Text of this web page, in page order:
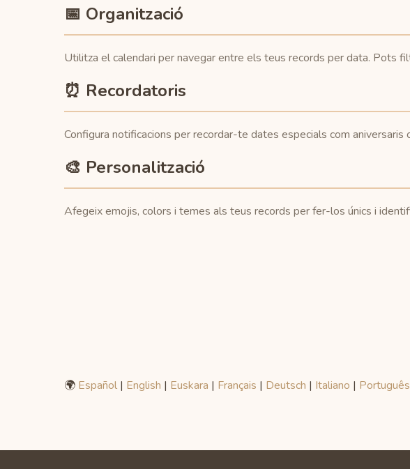
📅 Organització
Utilitza el calendari per navegar entre els teus records per data. Pots
⏰ Recordatoris
Configura notificacions per recordar-te dates especials com
🎨 Personalització
Afegeix emojis, colors i temes als teus records per fer-los únics i
🌍 Español | English | Euskara | Français | Deutsch | Italiano | Português